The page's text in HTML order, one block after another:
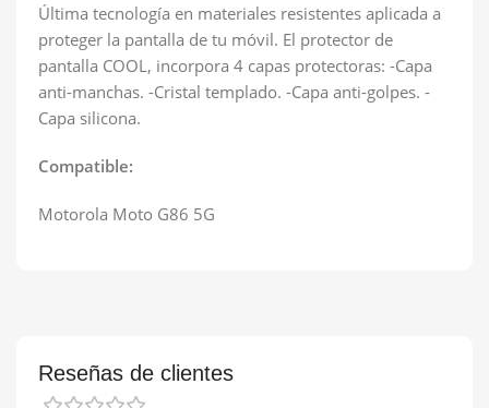
Última tecnología en materiales resistentes aplicada a
proteger la pantalla de tu móvil. El protector de
pantalla COOL, incorpora 4 capas protectoras: -Capa
anti-manchas. -Cristal templado. -Capa anti-golpes. -
Capa silicona.
Compatible:
Motorola Moto G86 5G
Reseñas de clientes